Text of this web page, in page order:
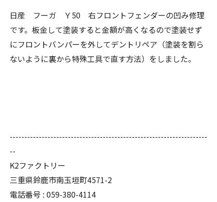
日産 フーガ Ｙ50 右フロントフェンダーの凹み修理
です。板金して塗装すると金額が高くなるので塗装せず
にフロントバンパーを外してデントリペア（塗装を割ら
ないように裏から特殊工具で直す方法）をしました。
--------------------------------------------------------------------
--
K2ファクトリー
三重県鈴鹿市南玉垣町4571-2
電話番号 : 059-380-4114